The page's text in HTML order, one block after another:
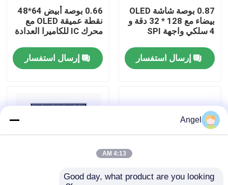
معلومات عنا
جولة في المعمل
اتصل بنا
شاشة LCD TFT
0.87 بوصة شاشة OLED
بيضاء مع 128 * 32 دقة و
4 سلكي واجهة SPI
إرسال استفسار
0.66 بوصة أبيض 64*48
نقطة عميقة OLED مع
محرك IC للكاميرا العدادة
إرسال استفسار
Angel
4:13 AM
Good day, what product are you looking